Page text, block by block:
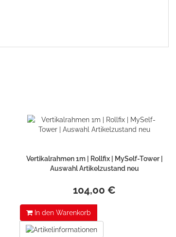
Vertikalrahmen 1m | Rollfix | MySelf-Tower |
Auswahl Artikelzustand neu
104,00 €
In den Warenkorb